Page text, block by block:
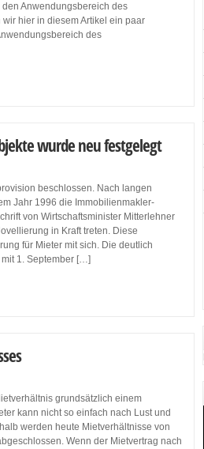
Anwendungsbereich des
hier in diesem Artikel ein paar
des
wurde neu festgelegt
beschlossen. Nach langen
Jahr 1996 die Immobilienmakler-
von Wirtschaftsminister Mitterlehner
in Kraft treten. Diese
für Mieter mit sich. Die deutlich
1. September […]
grundsätzlich einem
kann nicht so einfach nach Lust und
werden heute Mietverhältnisse von
Wenn der Mietvertrag nach